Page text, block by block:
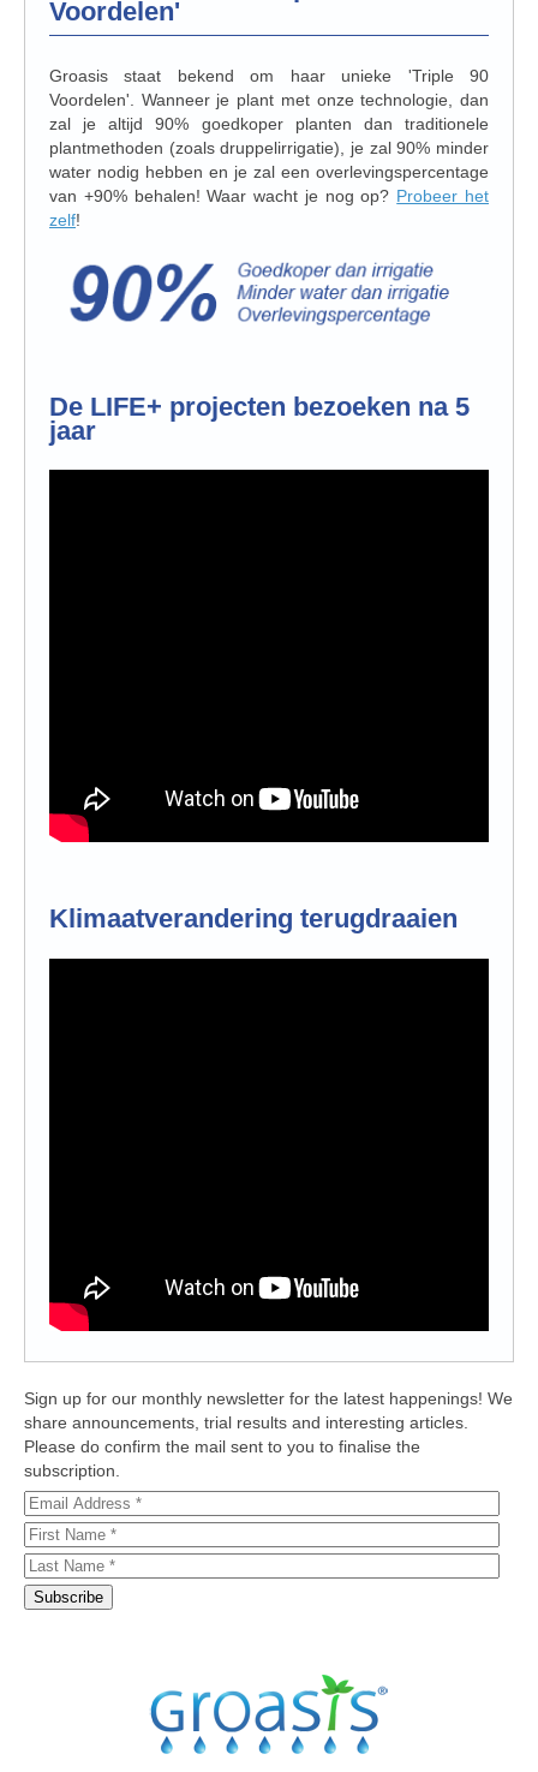
Voordelen'
Groasis staat bekend om haar unieke 'Triple 90
Voordelen'. Wanneer je plant met onze technologie, dan
zal je altijd 90% goedkoper planten dan traditionele
plantmethoden (zoals druppelirrigatie), je zal 90% minder
water nodig hebben en je zal een overlevingspercentage
van +90% behalen! Waar wacht je nog op? Probeer het
zelf!
De LIFE+ projecten bezoeken na 5
jaar
Klimaatverandering terugdraaien
Sign up for our monthly newsletter for the latest happenings! We
share announcements, trial results and interesting articles.
Please do confirm the mail sent to you to finalise the
subscription.